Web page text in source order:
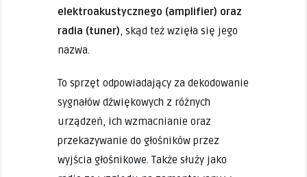
elektroakustycznego (amplifier) oraz
radia (tuner), skąd też wzięła się jego
nazwa.
To sprzęt odpowiadający za dekodowanie
sygnałów dźwiękowych z różnych
urządzeń, ich wzmacnianie oraz
przekazywanie do głośników przez
wyjścia głośnikowe. Także służy jako